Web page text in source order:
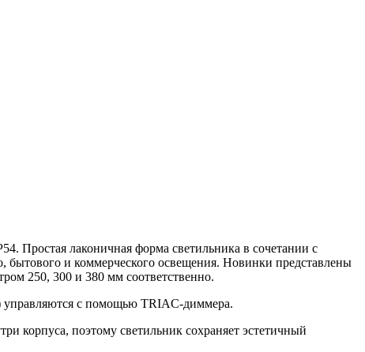
Простая лаконичная форма светильника в сочетании с
и коммерческого освещения. Новинки представлены
250, 300 и 380 мм соответственно.
управляются с помощью TRIAC-диммера.
корпуса, поэтому светильник сохраняет эстетичный